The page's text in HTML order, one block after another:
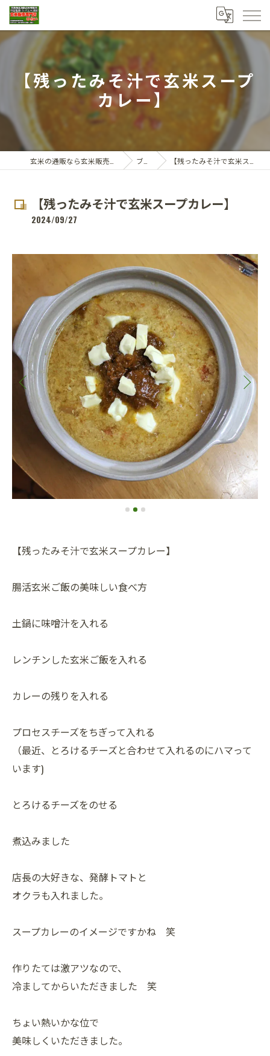
【残ったみそ汁で玄米スープ
カレー】
ブログ 【残ったみそ汁で玄米スープカレー】
【残ったみそ汁で玄米スープカレー】
2024/09/27
【残ったみそ汁で玄米スープカレー】
腸活玄米ご飯の美味しい食べ方
土鍋に味噌汁を入れる
レンチンした玄米ご飯を入れる
カレーの残りを入れる
プロセスチーズをちぎって入れる
（最近、とろけるチーズと合わせて入れるのにハマって
います)
とろけるチーズをのせる
煮込みました
店長の大好きな、発酵トマトと
オクラも入れました。
スープカレーのイメージですかね 笑
作りたては激アツなので、
冷ましてからいただきました 笑
ちょい熱いかな位で
美味しくいただきました。